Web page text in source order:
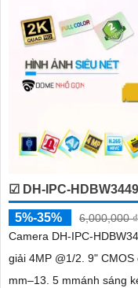
☑ DH-IPC-
5%-35%
6,000,000 ₫
Camera DH-IPC-HDBW3449RP-ZAS-IL là loại camera có độ phân
giải 4MP @1/2. 9"
mm–13. 5 mmánh sáng